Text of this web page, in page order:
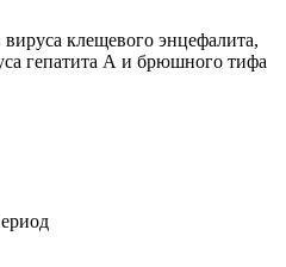
клещевого энцефалита,
гепатита А и брюшного тифа